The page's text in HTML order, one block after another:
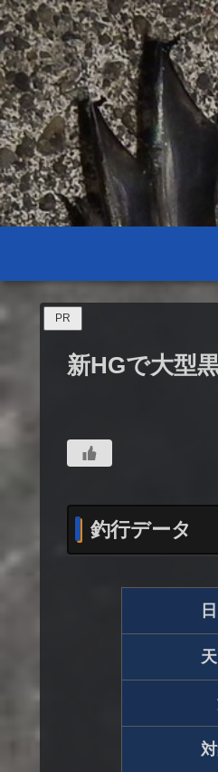
PR
新HGで大型
釣行データ